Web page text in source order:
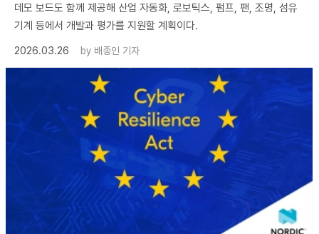
데모 보드도 함께 제공해 산업 자동화, 로보틱스, 펌프, 팬, 조명, 섬유
기계 등에서 개발과 평가를 지원할 계획이다.
2026.03.26
by 배종인 기자